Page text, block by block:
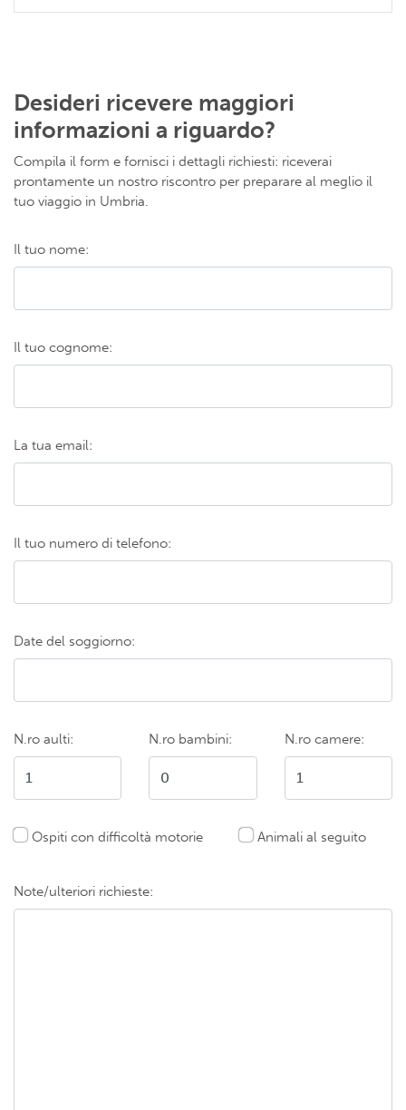
Desideri ricevere maggiori
informazioni a riguardo?
Compila il form e fornisci i dettagli richiesti: riceverai
prontamente un nostro riscontro per preparare al meglio il
tuo viaggio in Umbria.
Il tuo nome:
Il tuo cognome:
La tua email:
Il tuo numero di telefono:
Date del soggiorno:
N.ro aulti: N.ro bambini: N.ro camere:
Ospiti con difficoltà motorie Animali al seguito
Note/ulteriori richieste: